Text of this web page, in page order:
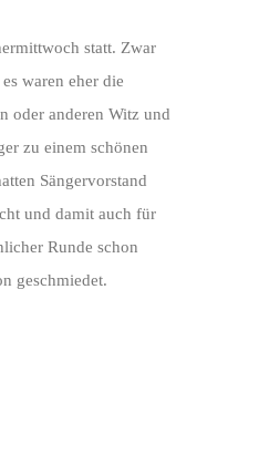
statt. Zwar
waren eher die
oder anderen Witz und
zu einem schönen
Sängervorstand
und damit auch für
Runde schon
geschmiedet.